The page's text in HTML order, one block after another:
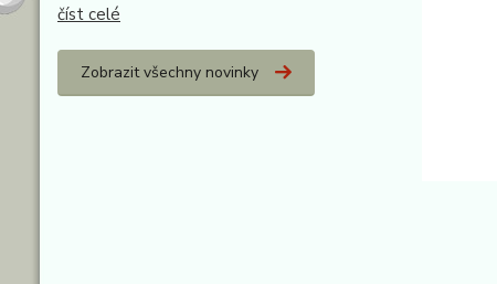
číst celé
Zobrazit všechny novinky